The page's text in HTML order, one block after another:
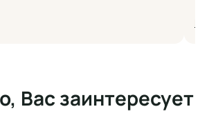
Вас заинтересует